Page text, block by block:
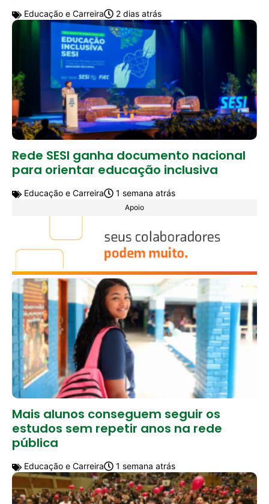
Educação e Carreira 2 dias atrás
Rede SESI ganha documento nacional
para orientar educação inclusiva
Educação e Carreira 1 semana atrás
Apoio
Mais alunos conseguem seguir os
estudos sem repetir anos na rede
pública
Educação e Carreira 1 semana atrás